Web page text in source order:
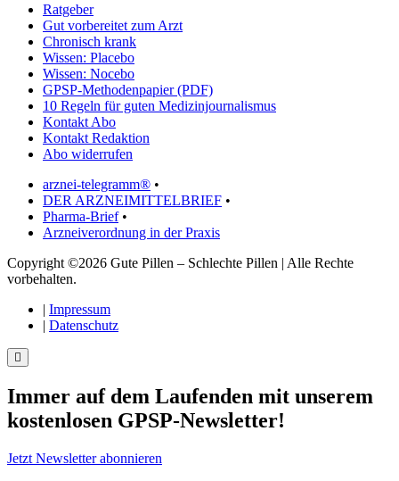
Ratgeber
Gut vorbereitet zum Arzt
Chronisch krank
Wissen: Placebo
Wissen: Nocebo
GPSP-Methodenpapier (PDF)
10 Regeln für guten Medizinjournalismus
Kontakt Abo
Kontakt Redaktion
Abo widerrufen
arznei-telegramm® •
DER ARZNEIMITTELBRIEF •
Pharma-Brief•
Arzneiverordnung in der Praxis
Copyright ©2026 Gute Pillen – Schlechte Pillen | Alle Rechte
vorbehalten.
| Impressum
| Datenschutz
Immer auf dem Laufenden mit unserem
kostenlosen GPSP-Newsletter!
Jetzt Newsletter abonnieren